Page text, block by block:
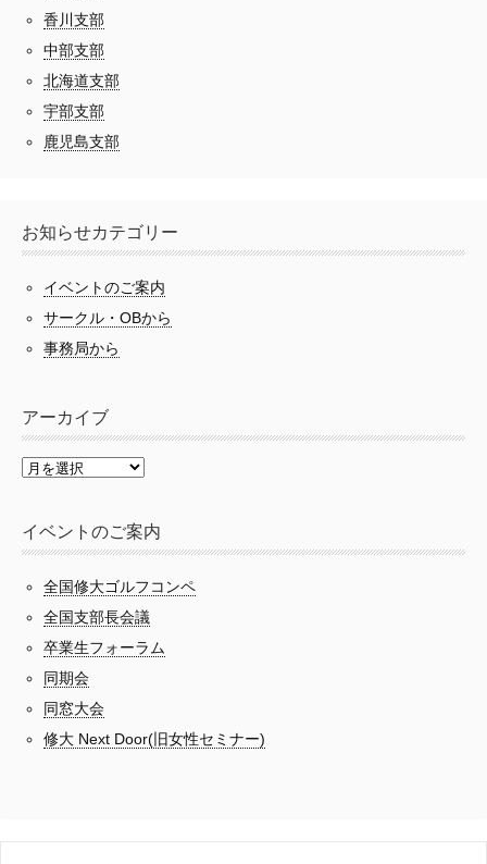
香川支部
中部支部
北海道支部
宇部支部
鹿児島支部
お知らせカテゴリー
イベントのご案内
サークル・OBから
事務局から
アーカイブ
イベントのご案内
全国修大ゴルフコンペ
全国支部長会議
卒業生フォーラム
同期会
同窓大会
修大 Next Door(旧女性セミナー)